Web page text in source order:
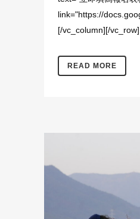
link="https://
[/vc_column][/
READ MORE